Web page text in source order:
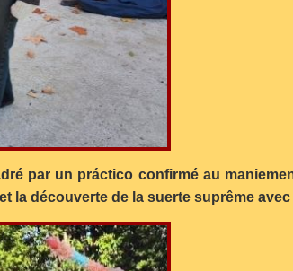
par un práctico confirmé au
la découverte de la suerte suprême